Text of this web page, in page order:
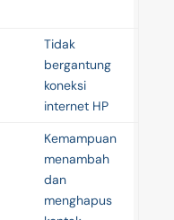
Tidak
bergantung
koneksi
internet HP
Kemampuan
menambah
dan
menghapus